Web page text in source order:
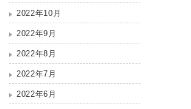
2022年10月
2022年9月
2022年8月
2022年7月
2022年6月